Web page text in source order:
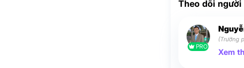
Theo dõi người
PRO
(Trưởng
Xem